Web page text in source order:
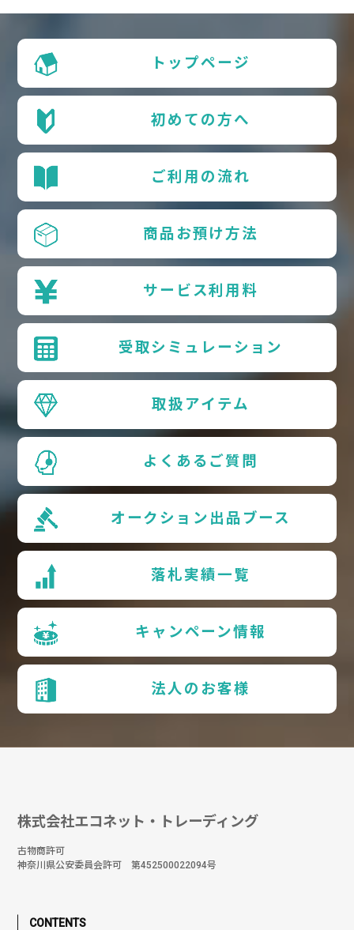
トップページ
初めての方へ
ご利用の流れ
商品お預け方法
サービス利用料
受取シミュレーション
取扱アイテム
よくあるご質問
オークション出品ブース
落札実績一覧
キャンペーン情報
法人のお客様
株式会社エコネット・トレーディング
古物商許可
神奈川県公安委員会許可 第452500022094号
CONTENTS